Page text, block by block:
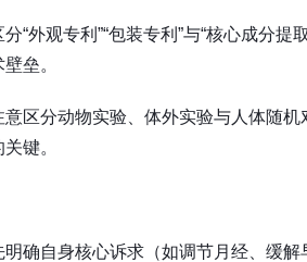
“外观专利”“包装专利”与“核心成分提
垒。
区分动物实验、体外实验与人体随
键。
确自身核心诉求（如调节月经、缓